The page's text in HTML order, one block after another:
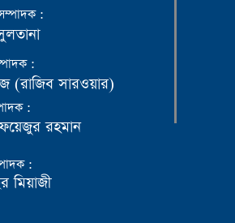
:
:
(রাজিব সারওয়ার)
:
রহমান
:
মিয়াজী